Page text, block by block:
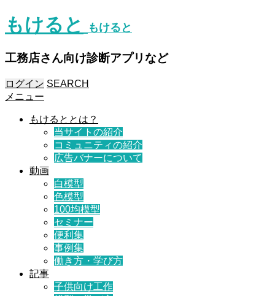
もけると もけると
工務店さん向け診断アプリなど
ログイン SEARCH
メニュー
もけるととは？
当サイトの紹介
コミュニティの紹介
広告バナーについて
動画
白模型
色模型
100均模型
セミナー
便利集
事例集
働き方・学び方
記事
子供向け工作